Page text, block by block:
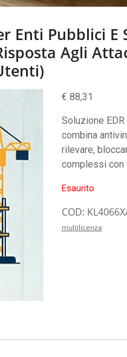
Enti Pubblici E
Agli
€ 88,31
Soluzione
combina
rilevare,
complessi con
Esaurito
COD:
multilicenza